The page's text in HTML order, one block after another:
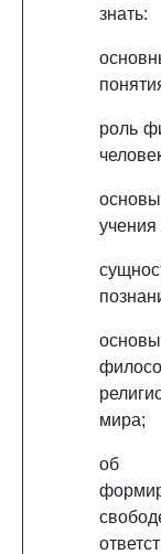
знать:
роль
мира;
об